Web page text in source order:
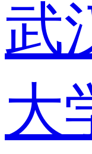
武
大